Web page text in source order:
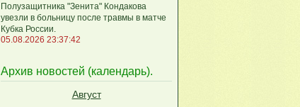
Полузащитника "Зенита" Кондакова
увезли в больницу после травмы в матче
Кубка России.
05.08.2026 23:37:42
Архив новостей (календарь).
Август